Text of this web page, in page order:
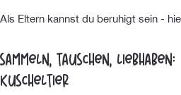
Als Eltern kannst du beruhigt sein -
Sammeln, Tauschen,
Kuscheltier